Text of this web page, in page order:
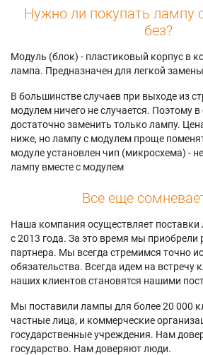
Acer BS-327
Acer BS-327i
Acer D526AD
Acer D606D+
Acer D606Di
Acer D616D+
Acer D616Di
Acer D626D+
Acer D626Di
Acer DNX1843
Acer DS-312T
Acer DS608
Acer DS608i
Acer DS608p
Acer DW1842
Acer DW608
Acer DW608a
Acer DW608i
Acer KW321p
Acer KX320A
Acer KX321
Acer KX321i
Acer KX321p
Acer M1328
Acer M1328W
Acer M1328Wi
Acer M1328WZ
Acer M311
Acer S1388WHN
Acer T423D
Acer T423DT
Acer V26AX
Acer V60S
Acer V60Si
Acer V60W
Нужно ли покупать лампу
без?
Модуль (блок) - пластиковый корпус в
лампа. Предназначен для легкой
В большинстве случаев при выходе из
модулем ничего не случается. Поэтому
достаточно заменить только лампу.
ниже, но лампу с модулем проще
модуле установлен чип (микросхема) -
лампу вместе с модулем
Все еще
Наша компания осуществляет поставки
с 2013 года. За это время мы
партнера. Мы всегда стремимся точно
обязательства. Всегда идем на встречу
наших клиентов становятся нашими
Мы поставили лампы для более 20 000
частные лица, и коммерческие
государственные учреждения. Нам
государство. Нам доверяют люди.